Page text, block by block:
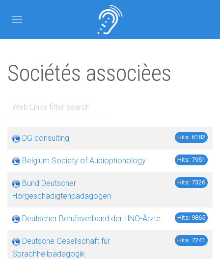
Sociétés associèes
Filter Field
Hits: 6182
DG consulting
Hits: 7951
Belgium Society of Audiophonology
Hits: 7326
Bund Deutscher
Hörgeschädigtenpädagogen
Hits: 9865
Deutscher Berufsverband der HNO-Ärzte
Hits: 7241
Deutsche Gesellschaft für
Sprachheilpädagogik